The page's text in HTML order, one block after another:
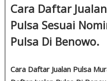
Cara Daftar
Pulsa Sesuai
Pulsa Di Benowo.
Cara Daftar Jualan Pulsa